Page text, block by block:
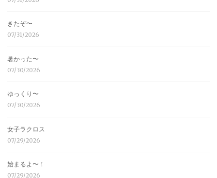
きたぞ〜
07/31/2026
暑かった〜
07/30/2026
ゆっくり〜
07/30/2026
女子ラクロス
07/29/2026
始まるよ〜！
07/29/2026